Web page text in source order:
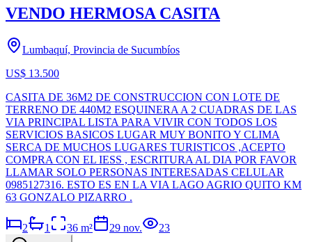
VENDO HERMOSA CASITA
Lumbaquí, Provincia de Sucumbíos
US$ 13.500
CASITA DE 36M2 DE CONSTRUCCION CON LOTE DE
TERRENO DE 440M2 ESQUINERA A 2 CUADRAS DE LAS
VIA PRINCIPAL LISTA PARA VIVIR CON TODOS LOS
SERVICIOS BASICOS LUGAR MUY BONITO Y CLIMA
SERCA DE MUCHOS LUGARES TURISTICOS ,ACEPTO
COMPRA CON EL IESS , ESCRITURA AL DIA POR FAVOR
LLAMAR SOLO PERSONAS INTERESADAS CELULAR
0985127316. ESTO ES EN LA VIA LAGO AGRIO QUITO KM
63 GONZALO PIZARRO .
2 1 36 m² 29 nov. 23